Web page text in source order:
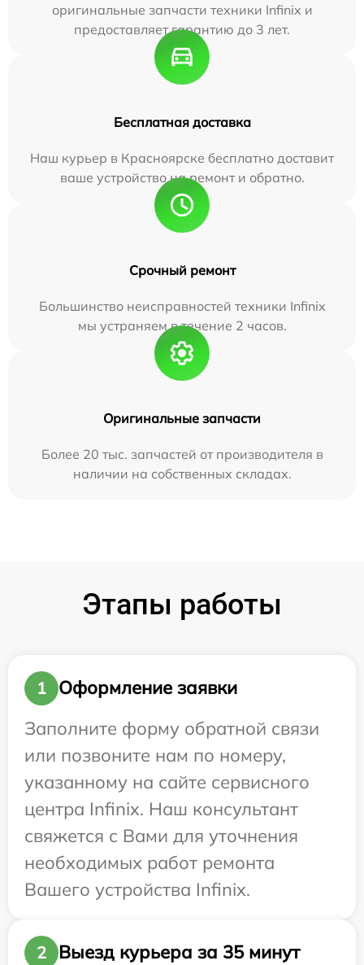
оригинальные запчасти техники Infinix и
предоставляет гарантию до 3 лет.
Бесплатная доставка
Наш курьер в Красноярске бесплатно доставит
ваше устройство на ремонт и обратно.
Срочный ремонт
Большинство неисправностей техники Infinix
мы устраняем в течение 2 часов.
Оригинальные запчасти
Более 20 тыс. запчастей от производителя в
наличии на собственных складах.
Этапы работы
1
Оформление заявки
Заполните форму обратной связи
или позвоните нам по номеру,
указанному на сайте сервисного
центра Infinix. Наш консультант
свяжется с Вами для уточнения
необходимых работ ремонта
Вашего устройства Infinix.
2
Выезд курьера за 35 минут